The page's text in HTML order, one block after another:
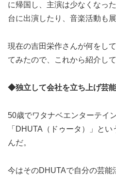
に帰国し、主演は少なくなっ
台に出演したり、音楽活動も展
現在の吉田栄作さんが何をし
てみたので、これから紹介し
◆独立して会社を立ち上げ芸
50歳でワタナベエンターテイ
「DHUTA（ドゥータ）」と
んだ。
今はそのDHUTAで自分の芸能